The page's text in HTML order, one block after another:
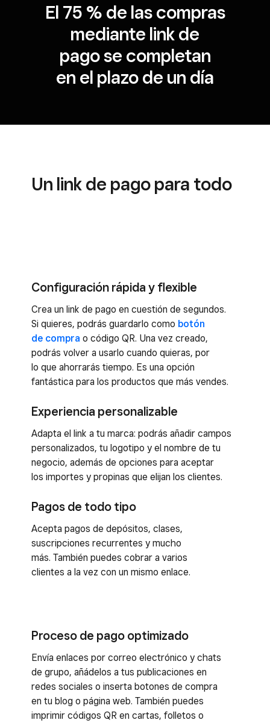
El 75 % de las compras
mediante link de
pago se completan
en el plazo de un día
Un link de pago para todo
Configuración rápida y flexible
Crea un link de pago en cuestión de segundos.
Si quieres, podrás guardarlo como botón
de compra o código QR. Una vez creado,
podrás volver a usarlo cuando quieras, por
lo que ahorrarás tiempo. Es una opción
fantástica para los productos que más vendes.
Experiencia personalizable
Adapta el link a tu marca: podrás añadir campos
personalizados, tu logotipo y el nombre de tu
negocio, además de opciones para aceptar
los importes y propinas que elijan los clientes.
Pagos de todo tipo
Acepta pagos de depósitos, clases,
suscripciones recurrentes y mucho
más. También puedes cobrar a varios
clientes a la vez con un mismo enlace.
Proceso de pago optimizado
Envía enlaces por correo electrónico y chats
de grupo, añádelos a tus publicaciones en
redes sociales o inserta botones de compra
en tu blog o página web. También puedes
imprimir códigos QR en cartas, folletos o